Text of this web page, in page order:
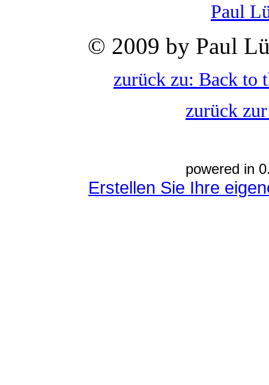
Paul
© 2009 by Paul
zurück zu: Back to
zurück
powered in
Erstellen Sie Ihre